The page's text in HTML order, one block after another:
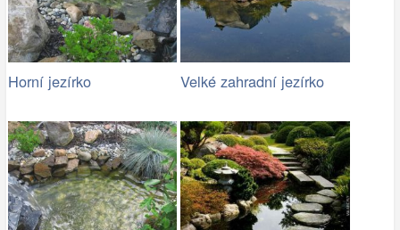
Horní jezírko Velké zahradní jezírko